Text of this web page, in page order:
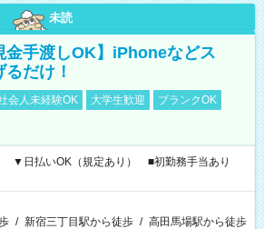
未読
金手渡しOK】iPhoneなどス
だけ！
会人未経験OK 大学生歓迎
ブランクOK
▼日払いOK（規定あり） ■初勤務手当あり
/ 新宿三丁目駅から徒歩 / 高田馬場駅から徒歩